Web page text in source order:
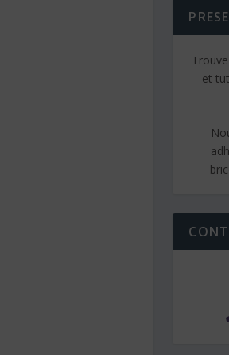
et